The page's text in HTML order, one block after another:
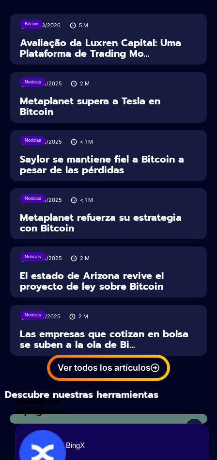
Bitcoin
31/03/2026 5 M
Avaliação da Luxren Capital: Uma
Plataforma de Trading Mo...
Noticias
26/06/2025 2 M
Metaplanet supera a Tesla en
Bitcoin
Noticias
23/06/2025 < 1 M
Saylor se mantiene fiel a Bitcoin a
pesar de las pérdidas
Noticias
23/06/2025 < 1 M
Metaplanet refuerza su estrategia
con Bitcoin
Noticias
20/06/2025 2 M
El estado de Arizona revive el
proyecto de ley sobre Bitcoin
Noticias
18/06/2025 2 M
Las empresas que cotizan en bolsa
se suben a la ola de Bi...
Ver todos los artículos
Descubre nuestras herramientas
Calculadora
de impuestos
Análisis
criptográfico
BingX